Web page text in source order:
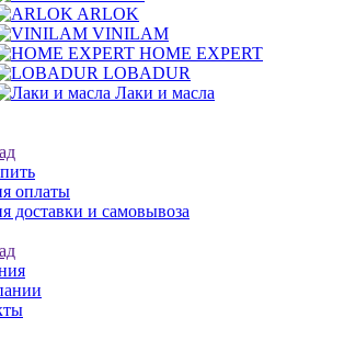
ARLOK
VINILAM
HOME EXPERT
LOBADUR
Лаки и масла
оплаты
доставки и самовывоза